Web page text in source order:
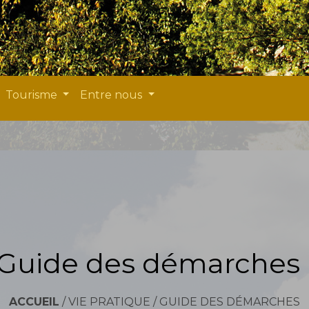
Tourisme Entre nous
des démarches
ACCUEIL /VIE PRATIQUE / GUIDE DES DÉMARCHES